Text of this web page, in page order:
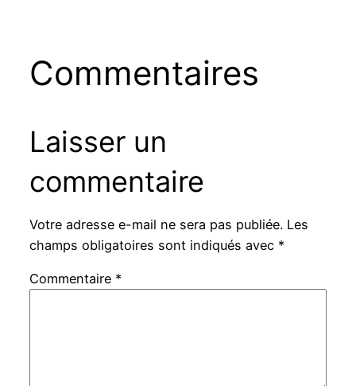
Commentaires
Laisser un
commentaire
Votre adresse e-mail ne sera pas publiée. Les
champs obligatoires sont indiqués avec *
Commentaire *